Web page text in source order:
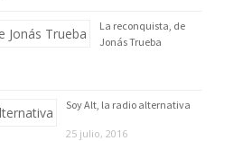
La reconquista, de
Jonás Trueba
Soy Alt, la radio alternativa
25 julio, 2016